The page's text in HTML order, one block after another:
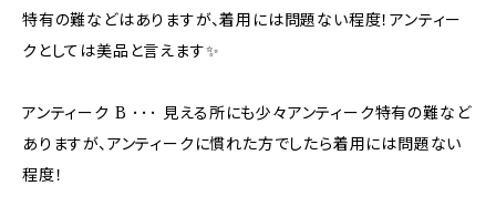
特有の難などはありますが、着用には問題ない程度！アンティー
クとしては美品と言えます✨
アンティーク B ･･･ 見える所にも少々アンティーク特有の難など
ありますが、アンティークに慣れた方でしたら着用には問題ない
程度！